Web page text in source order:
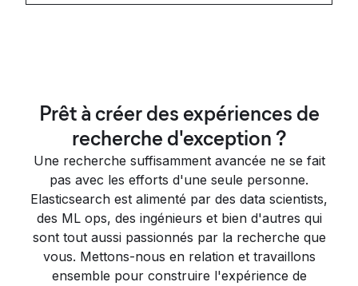
Prêt à créer des expériences de
recherche d'exception ?
Une recherche suffisamment avancée ne se fait
pas avec les efforts d'une seule personne.
Elasticsearch est alimenté par des data scientists,
des ML ops, des ingénieurs et bien d'autres qui
sont tout aussi passionnés par la recherche que
vous. Mettons-nous en relation et travaillons
ensemble pour construire l'expérience de